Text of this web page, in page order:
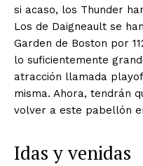
si acaso, los Thunder
Los de Daigneault se
Garden de Boston por
lo suficientemente
atracción llamada
misma. Ahora, tendrán
volver a este pabellón
Idas y venidas